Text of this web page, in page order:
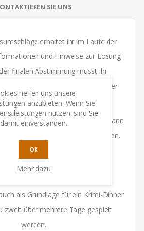
SIE UNS
erhaltet ihr im Laufe der
und Hinweise zur Lösung
finalen Abstimmung müsst ihr
angeklagte Person schuldig oder
nicht schuldig ist.
- Fall 2: Der höllische Fährmann
und 32 Orchideenblüten gefunden.
kaltblütiger Mord oder eine
Kurzschlusshandlung?
als Grundlage für ein Krimi-Dinner
zweit über mehrere Tage gespielt
werden.
helfen uns unsere
anzubieten. Wenn Sie
nutzen, sind Sie
damit einverstanden.
OK
Mehr dazu